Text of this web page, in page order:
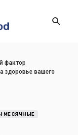
фактор
здоровье вашего
МЕСЯЧНЫЕ